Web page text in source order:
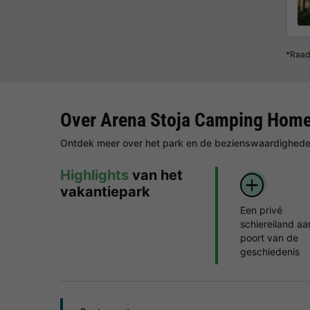
Over Arena Stoja Camping
Ontdek meer over het park en de
Highlights van het
vakantiepark
Een privé
schiereiland
poort van de
geschiedenis